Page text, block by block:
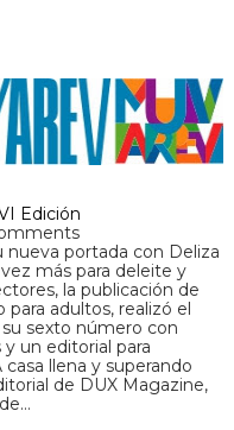
Edición
nueva portada con Deliza
más para deleite y
la publicación de
adultos, realizó el
sexto número con
un editorial para
llena y superando
de DUX Magazine,